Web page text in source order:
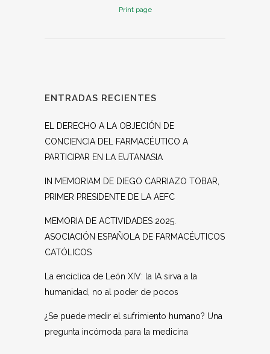
Print page
ENTRADAS RECIENTES
EL DERECHO A LA OBJECIÓN DE
CONCIENCIA DEL FARMACÉUTICO A
PARTICIPAR EN LA EUTANASIA
IN MEMORIAM DE DIEGO CARRIAZO TOBAR,
PRIMER PRESIDENTE DE LA AEFC
MEMORIA DE ACTIVIDADES 2025.
ASOCIACIÓN ESPAÑOLA DE FARMACÉUTICOS
CATÓLICOS
La encíclica de León XIV: la IA sirva a la
humanidad, no al poder de pocos
¿Se puede medir el sufrimiento humano? Una
pregunta incómoda para la medicina